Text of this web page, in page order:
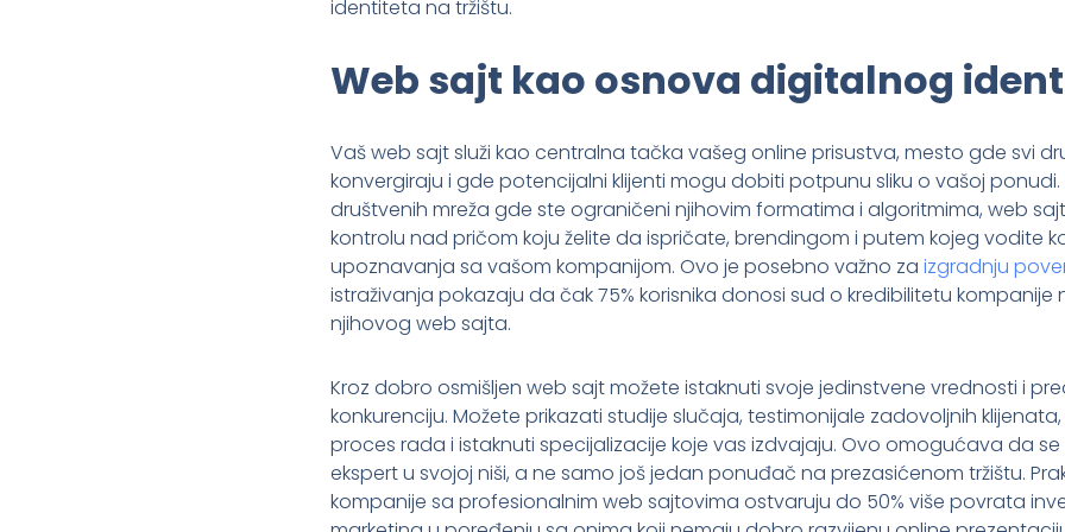
identiteta na tržištu.
Web sajt kao osnova digitalnog
Vaš web sajt služi kao centralna tačka vašeg online prisustva, mesto gde svi
konvergiraju i gde potencijalni klijenti mogu dobiti potpunu sliku o vašoj ponudi.
društvenih mreža gde ste ograničeni njihovim formatima i algoritmima, web
kontrolu nad pričom koju želite da ispričate, brendingom i putem kojeg vodite
upoznavanja sa vašom kompanijom. Ovo je posebno važno za izgradnju
istraživanja pokazaju da čak 75% korisnika donosi sud o kredibilitetu
njihovog web sajta.
Kroz dobro osmišljen web sajt možete istaknuti svoje jedinstvene vrednosti i
konkurenciju. Možete prikazati studije slučaja, testimonijale zadovoljnih
proces rada i istaknuti specijalizacije koje vas izdvajaju. Ovo omogućava da
ekspert u svojoj niši, a ne samo još jedan ponuđač na prezasićenom tržištu.
kompanije sa profesionalnim web sajtovima ostvaruju do 50% više povrata